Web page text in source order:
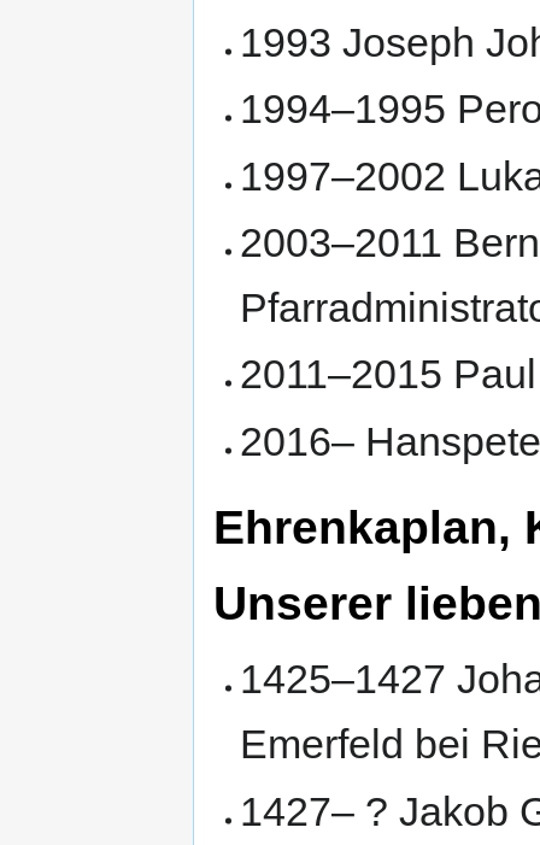
1993 Joseph
1994–1995
1997–2002
2003–2011
2011–2015
2016–
Ehrenkaplan,
Unserer
1425–1427
Emerfeld bei
1427– ? Jakob